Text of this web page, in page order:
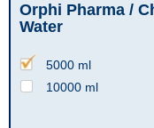
Orphi Pharma /
Water
5000 ml
10000 ml